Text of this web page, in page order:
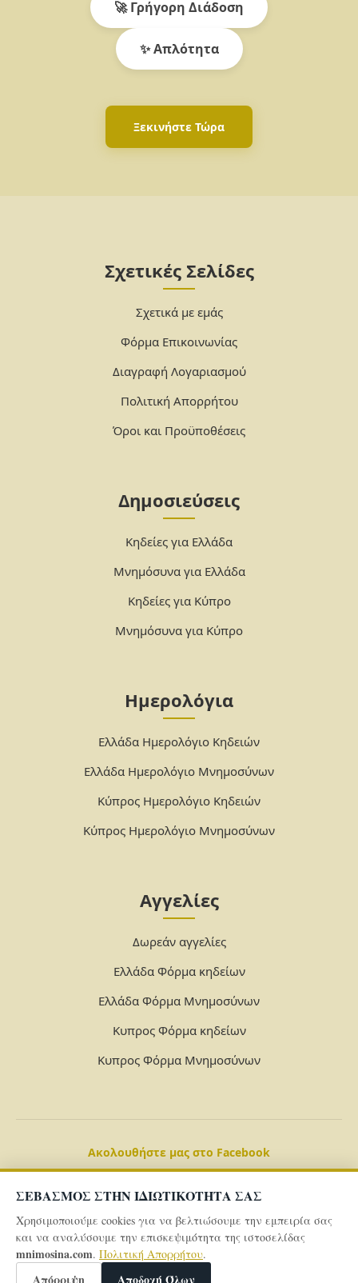
ΣΕΒΑΣΜΟΣ ΣΤΗΝ ΙΔΙΩΤΙΚΟΤΗΤΑ ΣΑΣ
Χρησιμοποιούμε cookies για να βελτιώσουμε την εμπειρία σας
και να αναλύσουμε την επισκεψιμότητα της ιστοσελίδας
mnimosina.com. Πολιτική Απορρήτου.
Απόρριψη Αποδοχή Όλων
🚀 Γρήγορη Διάδοση
✨ Απλότητα
Ξεκινήστε Τώρα
Σχετικές Σελίδες
Σχετικά με εμάς
Φόρμα Επικοινωνίας
Διαγραφή Λογαριασμού
Πολιτική Απορρήτου
Όροι και Προϋποθέσεις
Δημοσιεύσεις
Κηδείες για Ελλάδα
Μνημόσυνα για Ελλάδα
Κηδείες για Κύπρο
Μνημόσυνα για Κύπρο
Ημερολόγια
Ελλάδα Ημερολόγιο Κηδειών
Ελλάδα Ημερολόγιο Μνημοσύνων
Κύπρος Ημερολόγιο Κηδειών
Κύπρος Ημερολόγιο Μνημοσύνων
Αγγελίες
Δωρεάν αγγελίες
Ελλάδα Φόρμα κηδείων
Ελλάδα Φόρμα Μνημοσύνων
Κυπρος Φόρμα κηδείων
Κυπρος Φόρμα Μνημοσύνων
Ακολουθήστε μας στο Facebook